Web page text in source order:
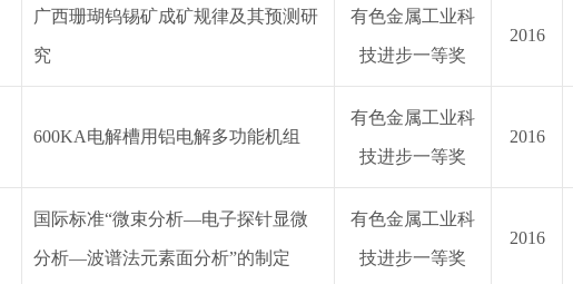
广西珊瑚钨锡矿成矿规律及其预测研
究
有色金属工业科
技进步一等奖
2016
600KA电解槽用铝电解多功能机组
有色金属工业科
技进步一等奖
2016
国际标准“微束分析—电子探针显微
分析—波谱法元素面分析”的制定
有色金属工业科
技进步一等奖
2016